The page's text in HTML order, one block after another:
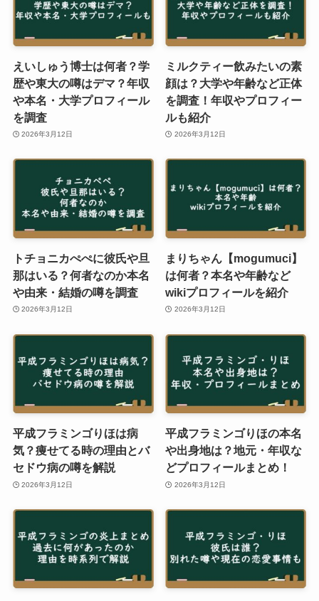
えいしゅう博士は何者？学
歴や東大の噂はデマ？年収
や本名・大学プロフィール
を調査
2026年3月12日
ミルクティー飲みたいの素
顔は？大学や年齢など正体
を調査！年収やプロフィー
ルも紹介
2026年3月12日
トチョニカぺぺに彼氏や旦
那はいる？何者なのか本名
や由来・結婚の噂を調査
2026年3月12日
まりちゃん【mogumuci】
は何者？本名や年齢など
wikiプロフィールを紹介
2026年3月12日
平成フラミンゴりほは病
気？痩せてる時の理由とバ
セドウ病の噂を解説
2026年3月12日
平成フラミンゴりほの本名
や出身地は？地元・年収な
どプロフィールまとめ！
2026年3月12日